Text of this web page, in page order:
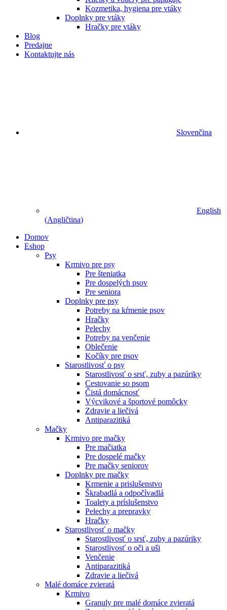
Kozmetika, hygiena pre vtáky
Doplnky pre vtáky
Hračky pre vtáky
Blog
Predajne
Kontaktujte nás
Slovenčina
English
(Angličtina)
Domov
Eshop
Psy
Krmivo pre psy
Pre šteniatka
Pre dospelých psov
Pre seniora
Doplnky pre psy
Potreby na kŕmenie psov
Hračky
Pelechy
Potreby na venčenie
Oblečenie
Kočíky pre psov
Starostlivosť o psy
Starostlivosť o srsť, zuby a pazúriky
Cestovanie so psom
Čistá domácnosť
Výcvikové a športové pomôcky
Zdravie a liečivá
Antiparazitiká
Mačky
Krmivo pre mačky
Pre mačiatka
Pre dospelé mačky
Pre mačky seniorov
Doplnky pre mačky
Krmenie a prislušenstvo
Škrabadlá a odpočívadlá
Toalety а príslušenstvo
Pelechy a prepravky
Hračky
Starostlivosť o mačky
Starostlivosť o srsť, zuby a pazúriky
Starostlivosť o oči a uši
Venčenie
Antiparazitiká
Zdravie a liečivá
Malé domáce zvieratá
Krmivo
Granuly pre malé domáce zvieratá